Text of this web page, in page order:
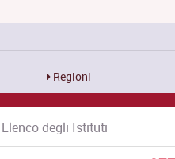
Regioni
Elenco degli Istituti